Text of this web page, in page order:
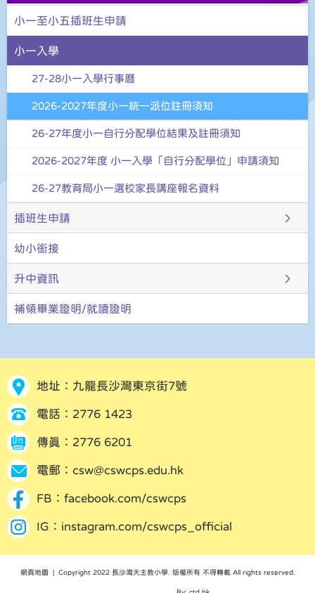
小一至小五插班生申請
小一入學
27-28小一入學行事曆
2026-2027年度小一統一派位註冊須知
26-27年度小一自行分配學位結果及註冊須知
2026-2027年度 小一入學「自行分配學位」申請須知
26-27教育局小一選校家長講座報名資料
插班生申請
幼小銜接
升中資訊
補領畢業證明/就讀證明
地址：九龍長沙灣東京街7號
電話：2776 1423
傳真：2776 6201
電郵： csw@cswcps.edu.hk
FB： facebook.com/cswcps
IG： instagram.com/cswcps_official
網頁地圖 | Copyright 2022 長沙灣天主教小學. 版權所有 不得轉載 All rights reserved.